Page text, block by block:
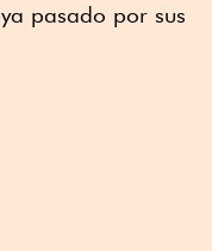
pasado por sus